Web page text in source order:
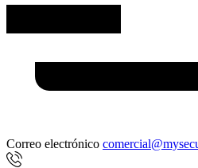
Correo electrónico